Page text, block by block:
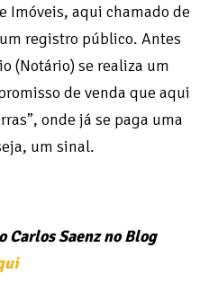
Imóveis, aqui chamado de
registro público. Antes
(Notário) se realiza um
de venda que aqui
onde já se paga uma
um sinal.
Carlos Saenz no Blog